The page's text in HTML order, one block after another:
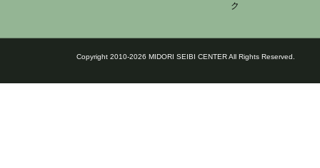
ク
Copyright 2010-2026 MIDORI SEIBI CENTER All Rights Reserved.